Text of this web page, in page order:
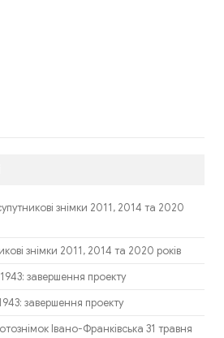
знімки 2011, 2014 та 2020
знімки 2011, 2014 та 2020 років
завершення проекту
завершення проекту
Івано-Франківська 31 травня